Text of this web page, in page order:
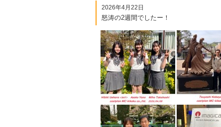
2026年4月22日
怒涛の2週間でしたー！